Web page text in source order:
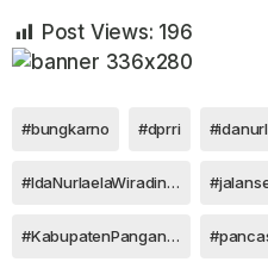
Post Views: 196
#bungkarno #dprri
#IdaNurlaelaWiradinataBulanBungKarnoMomentumTanamkanNilaiPancasilakepadaGenerasiMuda
#KabupatenPangandaran